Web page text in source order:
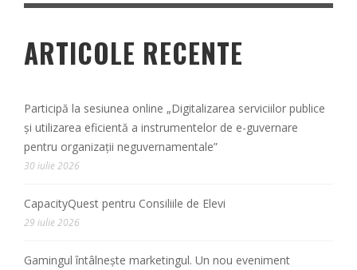
ARTICOLE RECENTE
Participă la sesiunea online „Digitalizarea serviciilor publice
și utilizarea eficientă a instrumentelor de e-guvernare
pentru organizații neguvernamentale”
30 iulie 2026
CapacityQuest pentru Consiliile de Elevi
29 iulie 2026
Gamingul întâlnește marketingul. Un nou eveniment